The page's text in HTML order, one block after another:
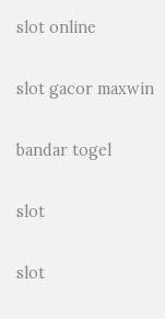
slot online
slot gacor maxwin
bandar togel
slot
slot